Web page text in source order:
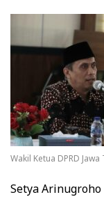
Wakil Ketua DPRD Jawa
Setya